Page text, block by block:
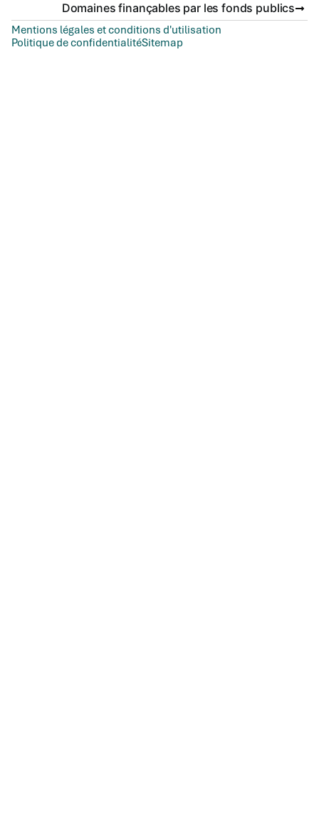
Domaines finançables par les fonds publics
Mentions légales et conditions d'utilisation
Politique de confidentialitéSitemap